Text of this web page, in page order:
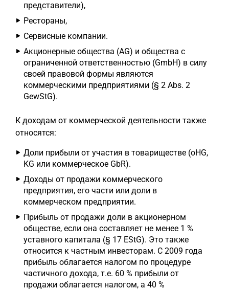
представители),
Рестораны,
Сервисные компании.
Акционерные общества (AG) и общества с
ограниченной ответственностью (GmbH) в силу
своей правовой формы являются
коммерческими предприятиями (§ 2 Abs. 2
GewStG).
К доходам от коммерческой деятельности также
относятся:
Доли прибыли от участия в товариществе (oHG,
KG или коммерческое GbR).
Доходы от продажи коммерческого
предприятия, его части или доли в
коммерческом предприятии.
Прибыль от продажи доли в акционерном
обществе, если она составляет не менее 1 %
уставного капитала (§ 17 EStG). Это также
относится к частным инвесторам. С 2009 года
прибыль облагается налогом по процедуре
частичного дохода, т.е. 60 % прибыли от
продажи облагается налогом, а 40 %